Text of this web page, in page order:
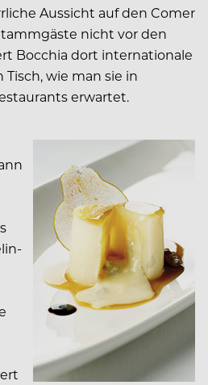
Aussicht auf den Comer
nicht vor den
Bocchia dort internationale
wie man sie in
erwartet.